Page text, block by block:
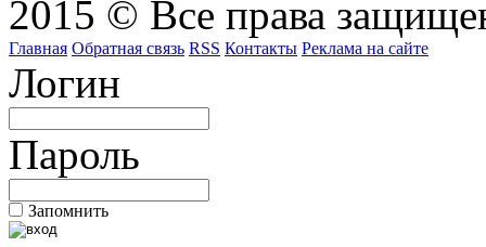
2015 © Все права
Главная Обратная связь RSS Контакты Реклама на сайте
Логин
Пароль
Запомнить